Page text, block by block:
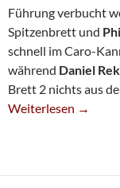
Führung verbucht
Spitzenbrett und
schnell im Caro-
während Daniel
Brett 2 nichts aus
U16 Siegt Gegen
Weiterlesen →